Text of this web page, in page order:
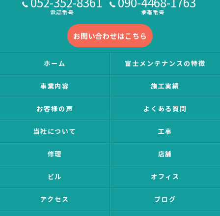
電話番号 携帯番号
お問い合わせはこちら
ホーム 富士メンテナンスの特徴
事業内容 施工実績
お客様の声 よくある質問
当社について 工事
修理 店舗
ビル オフィス
アクセス ブログ